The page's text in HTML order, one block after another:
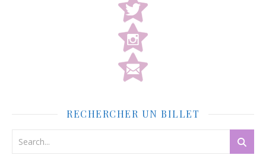
RECHERCHER UN BILLET